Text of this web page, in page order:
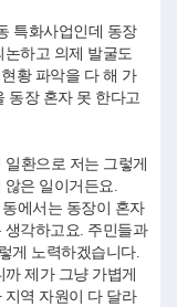
특화사업인데 동장
하고 의제 발굴도
황 파악을 다 해 가
동장 혼자 못 한다고
환으로 저는 그렇게
않은 일이거든요.
에서는 동장이 혼자
각하고요. 주민들과
게 노력하겠습니다.
제가 그냥 가볍게
역 자원이 다 달라